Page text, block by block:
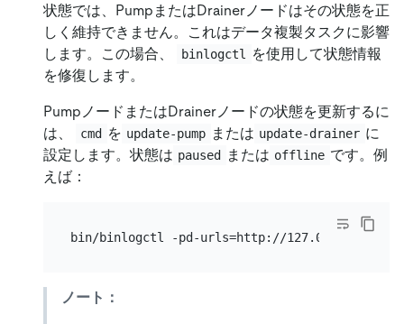
状態では、PumpまたはDrainerノードはその状態を正
しく維持できません。これはデータ複製タスクに影響
します。この場合、
binlogctl
を使用して状態情報
を修復します。
PumpノードまたはDrainerノードの状態を更新するに
は、
cmd を update-pump または update-drainer に
設定します。状態は paused または offline です。例
えば：
ノート：